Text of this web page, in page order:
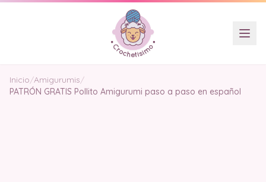
Inicio/Amigurumis/
PATRÓN GRATIS Pollito Amigurumi paso a paso en español